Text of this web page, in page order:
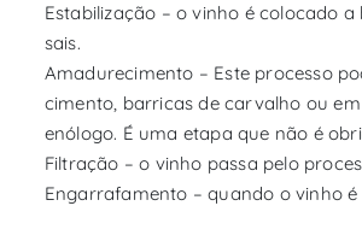
Estabilização – o vinho é colocado
sais.
Amadurecimento – Este processo
cimento, barricas de carvalho ou
enólogo. É uma etapa que não é
Filtração – o vinho passa pelo
Engarrafamento – quando o vinho